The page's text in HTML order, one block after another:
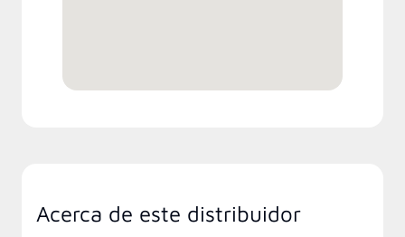
Acerca de este distribuidor